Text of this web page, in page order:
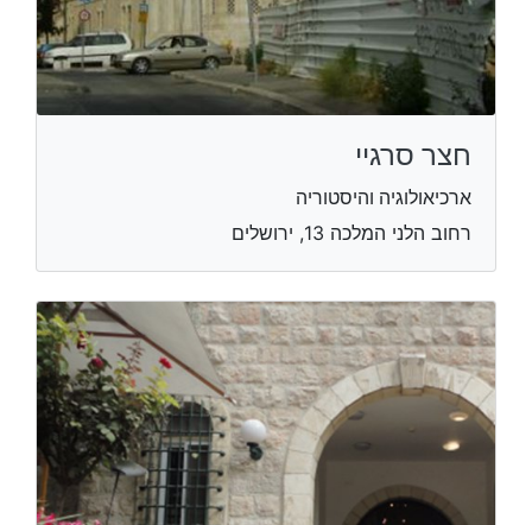
חצר סרגיי
ארכיאולוגיה והיסטוריה
רחוב הלני המלכה 13, ירושלים